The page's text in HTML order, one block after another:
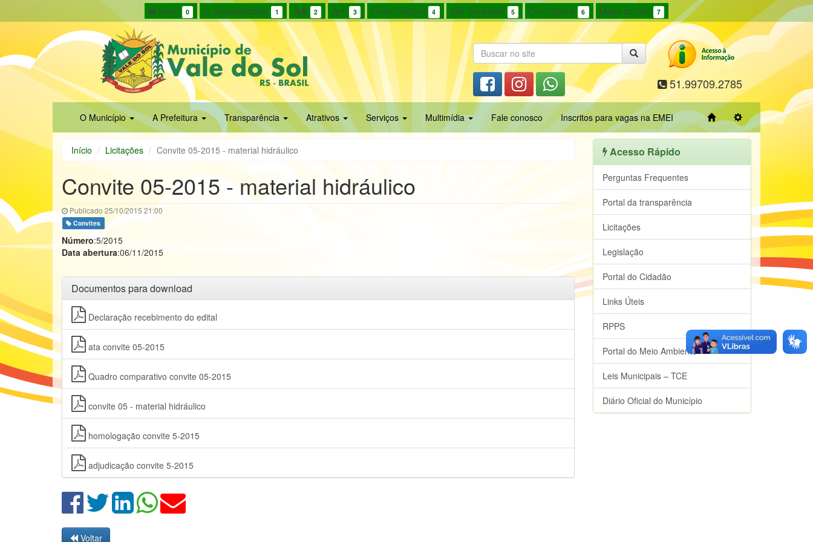
Início 0 Acessibilidade 1 2 3 Fonte Original 4 Alto Contraste 5 Cor Original 6 Mapa do Site 7
51.99709.2785
O Município A Prefeitura Transparência Atrativos Serviços Multimídia Fale conosco Inscritos para vagas na EMEI
Início Licitações Convite 05-2015 - material hidráulico
Convite 05-2015 - material hidráulico
Publicado 25/10/2015 21:00
Convites
Número:5/2015
Data abertura:06/11/2015
Documentos para download
Declaração recebimento do edital
ata convite 05-2015
Quadro comparativo convite 05-2015
convite 05 - material hidráulico
homologação convite 5-2015
adjudicação convite 5-2015
Voltar
Acesso Rápido
Perguntas Frequentes
Portal da transparência
Licitações
Legislação
Portal do Cidadão
Links Úteis
RPPS
Portal do Meio Ambiente
Leis Municipais – TCE
Diário Oficial do Município